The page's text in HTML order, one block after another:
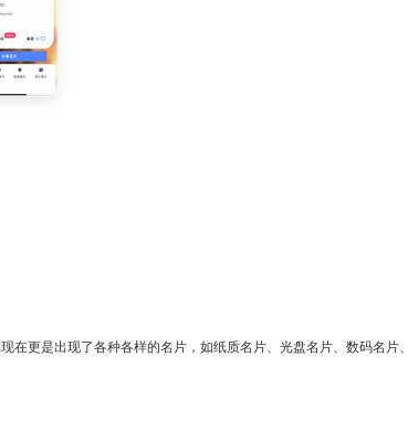
在更是出现了各种各样的名片，如纸质名片、光盘名片、数码名片